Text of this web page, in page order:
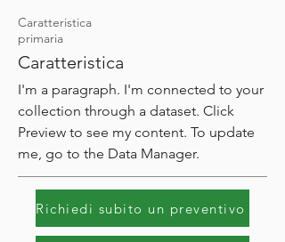
Caratteristica
primaria
Caratteristica
I'm a paragraph. I'm connected to your
collection through a dataset. Click
Preview to see my content. To update
me, go to the Data Manager.
Richiedi subito un preventivo